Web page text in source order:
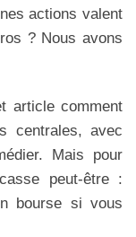
actions valent
? Nous avons
article comment
centrales, avec
Mais pour
peut-être :
bourse si vous